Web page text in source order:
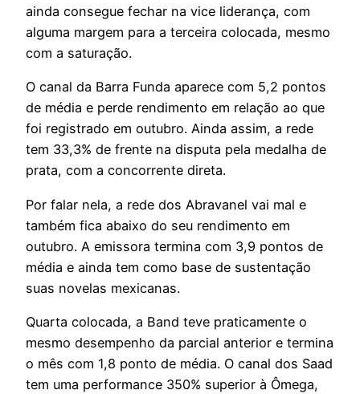
ainda consegue fechar na vice liderança, com
alguma margem para a terceira colocada, mesmo
com a saturação.
O canal da Barra Funda aparece com 5,2 pontos
de média e perde rendimento em relação ao que
foi registrado em outubro. Ainda assim, a rede
tem 33,3% de frente na disputa pela medalha de
prata, com a concorrente direta.
Por falar nela, a rede dos Abravanel vai mal e
também fica abaixo do seu rendimento em
outubro. A emissora termina com 3,9 pontos de
média e ainda tem como base de sustentação
suas novelas mexicanas.
Quarta colocada, a Band teve praticamente o
mesmo desempenho da parcial anterior e termina
o mês com 1,8 ponto de média. O canal dos Saad
tem uma performance 350% superior à Ômega,